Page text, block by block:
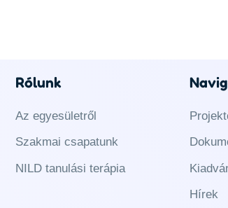
Rólunk
Az egyesületről
Szakmai csapatunk
NILD tanulási terápia
Hírek